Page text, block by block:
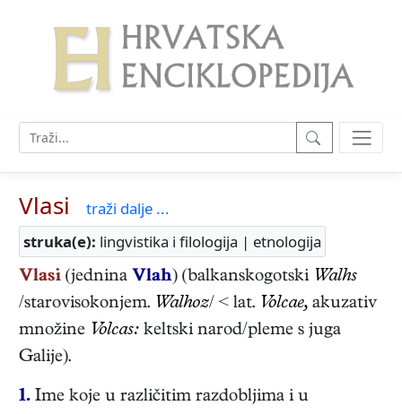
Vlasi
traži dalje ...
struka(e): lingvistika i filologija | etnologija
Vlasi (jednina Vlah) (balkanskogotski Walhs
/starovisokonjem. Walhoz/ < lat. Volcae, akuzativ
množine Volcas: keltski narod/pleme s juga
Galije).
1. Ime koje u različitim razdobljima i u